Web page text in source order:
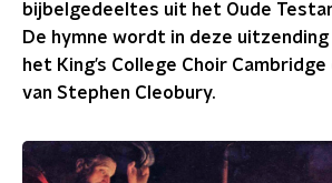
bijbelgedeeltes uit het Oude
De hymne wordt in deze
het King’s College Choir
van Stephen Cleobury.